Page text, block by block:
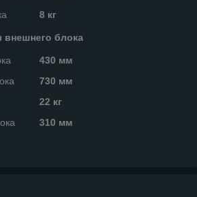
8 кг
внешнего блока
430 мм
730 мм
22 кг
310 мм